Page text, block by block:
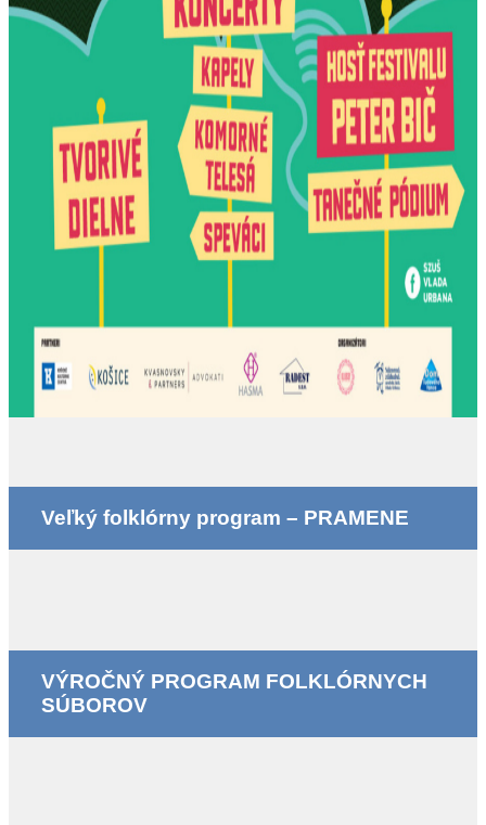
Veľký folklórny program – PRAMENE
VÝROČNÝ PROGRAM FOLKLÓRNYCH
SÚBOROV